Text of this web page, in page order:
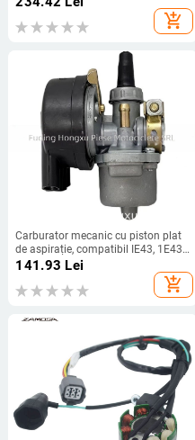
add_shopping_cart
Carburator mecanic cu piston plat
de aspirație, compatibil IE43, 1E43,
1E43F, 1E45, 1E45F motoare pe
benzină 2-tact pentru tuns gazon,
cu filtru de aer; gaură de montaj
141.93 Lei
add_shopping_cart